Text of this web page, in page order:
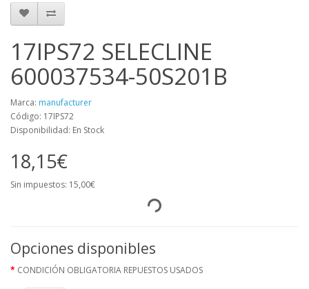
17IPS72 SELECLINE
600037534-50S201B
Marca: manufacturer
Código: 17IPS72
Disponibilidad: En Stock
18,15€
Sin impuestos: 15,00€
Opciones disponibles
CONDICIÓN OBLIGATORIA REPUESTOS USADOS